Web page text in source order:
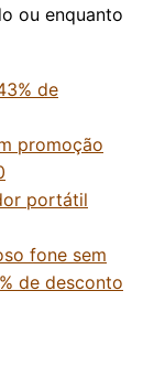
ou enquanto
de
promoção
portátil
fone sem
de desconto